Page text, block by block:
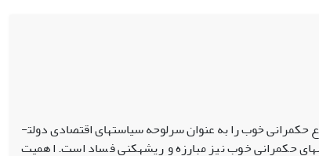
خوب را به عنوان سرلوحه سیاست­های اقتصادی دولت­
حکمرانی خوب نیز مبارزه و ریشه­کنی فساد است. اهمیت